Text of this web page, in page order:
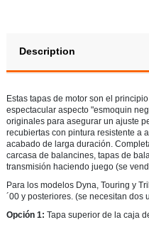
Description
Estas tapas de motor son el
espectacular aspecto "esmoquin
originales para asegurar un ajuste
recubiertas con pintura resistente a
acabado de larga duración.
carcasa de balancines, tapas de
transmisión haciendo juego (se
Para los modelos Dyna, Touring y
´00 y posteriores. (se necesitan
Opción 1: Tapa superior de la caja